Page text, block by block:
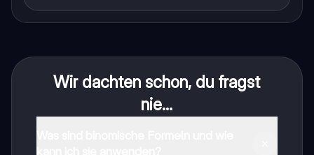
Wir dachten schon, du fragst
nie...